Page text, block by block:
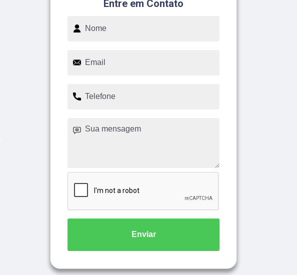
Entre em Contato
Enviar